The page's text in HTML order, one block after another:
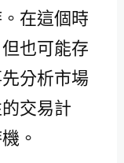
在這個時
也可能存
分析市場
交易計
。